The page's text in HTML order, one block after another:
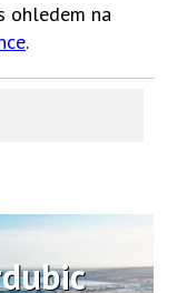
ohledem na
.